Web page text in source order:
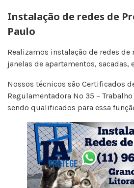
Instalação de redes de
Paulo
Realizamos instalação de redes de
janelas de apartamentos, sacadas,
Nossos técnicos são Certificados
Regulamentadora Nº 35 –
sendo qualificados para essa